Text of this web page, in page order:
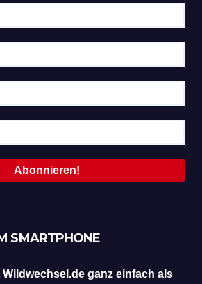
SMARTPHONE
Wildwechsel.de ganz einfach als